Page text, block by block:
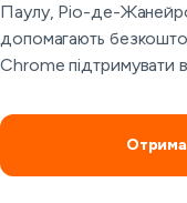
Паулу, Ріо-де-
допомагають
Chrome підтримувати